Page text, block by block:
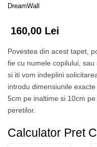
DreamWall
160,00 Lei
Povestea din acest tapet,
fie cu numele copilului,
si iti vom indeplini
introdu dimensiunile
5cm pe inaltime si 10cm
peretilor.
Calculator Pret